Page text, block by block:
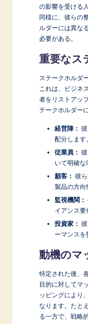
の影響を受ける
同様に、彼らの
ルダーには異な
必要がある。
重要なス
ステークホルダ
これは、ビジネ
者をリストアッ
テークホルダー
経営陣：
配分します。
従業員：
いて明確な
顧客： 彼
製品の方向
監視機関：
イアンス要
投資家：
ーマンスを
動機のマ
特定された後、
目的に対してマ
ッピングにより
なります。たと
る一方で、戦略